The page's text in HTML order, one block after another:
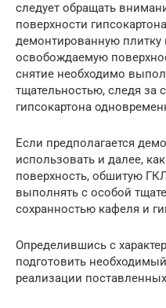
следует обращать
поверхности
демонтированную плитку
освобождаемую
снятие необходимо
тщательностью, следя за
гипсокартона
Если предполагается
использовать и далее,
поверхность, обшитую
выполнять с особой
сохранностью кафеля и
Определившись с
подготовить
реализации